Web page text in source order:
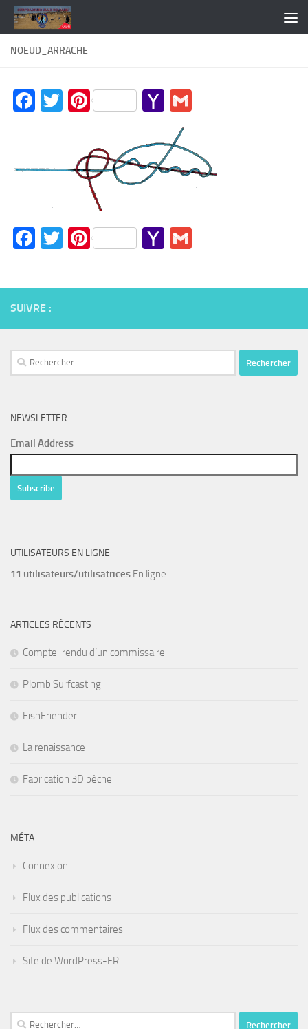
Skip to content
NOEUD_ARRACHE
Facebook
TwitterPinterestYahoo
Mail
Facebook
TwitterPinterestYahoo
SUIVRE :
Rechercher :
NEWSLETTER
Email Address
UTILISATEURS EN LIGNE
11 utilisateurs/utilisatrices En ligne
ARTICLES RÉCENTS
Compte-rendu d’un commissaire
Plomb Surfcasting
FishFriender
La renaissance
Fabrication 3D pêche
MÉTA
Connexion
Flux des publications
Flux des commentaires
Site de WordPress-FR
Rechercher :